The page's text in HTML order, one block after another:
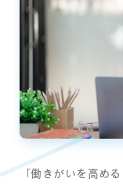
「働きがいを高め